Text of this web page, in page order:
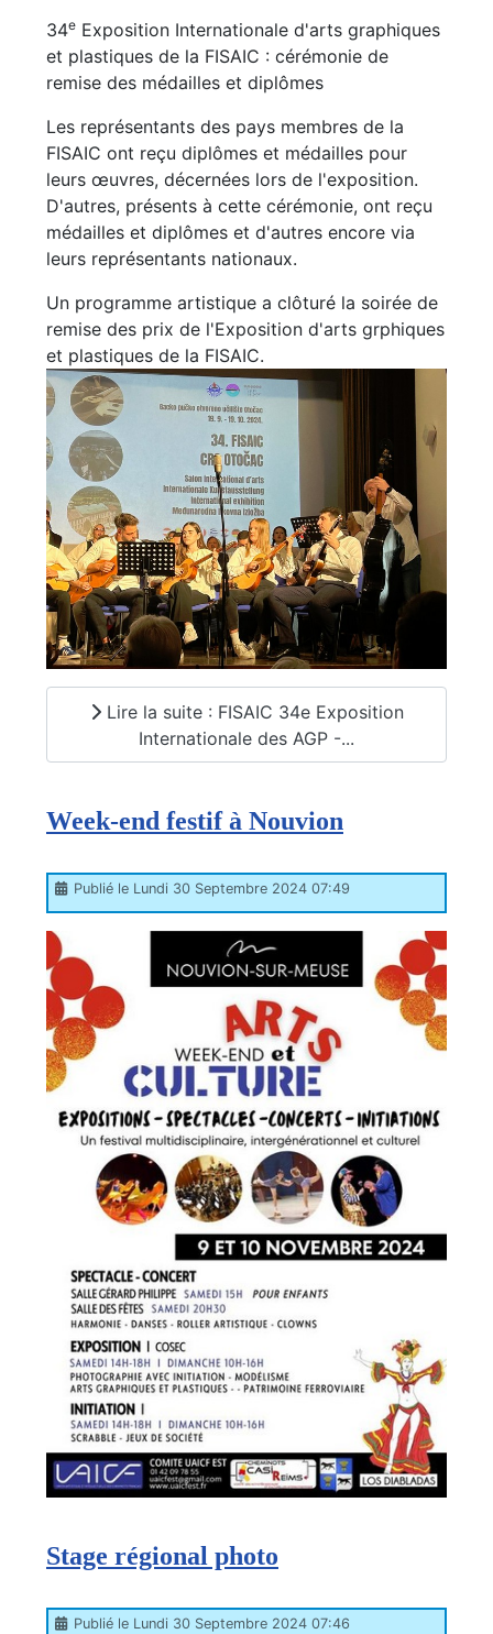
34e Exposition Internationale d'arts graphiques
et plastiques de la FISAIC : cérémonie de
remise des médailles et diplômes
Les représentants des pays membres de la
FISAIC ont reçu diplômes et médailles pour
leurs œuvres, décernées lors de l'exposition.
D'autres, présents à cette cérémonie, ont reçu
médailles et diplômes et d'autres encore via
leurs représentants nationaux.
Un programme artistique a clôturé la soirée de
remise des prix de l'Exposition d'arts grphiques
et plastiques de la FISAIC.
Lire la suite : FISAIC 34e Exposition
Internationale des AGP -...
Week-end festif à Nouvion
Publié le Lundi 30 Septembre 2024 07:49
Stage régional photo
Publié le Lundi 30 Septembre 2024 07:46